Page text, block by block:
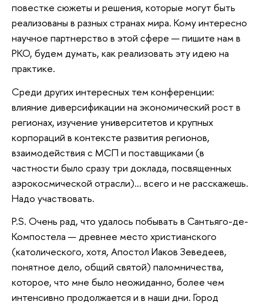
повестке сюжеты и решения, которые могут быть
реализованы в разных странах мира. Кому интересно
научное партнерство в этой сфере — пишите нам в
РКО, будем думать, как реализовать эту идею на
практике.
Среди других интересных тем конференции:
влияние диверсификации на экономический рост в
регионах, изучение университетов и крупных
корпораций в контексте развития регионов,
взаимодействия с МСП и поставщиками (в
частности было сразу три доклада, посвященных
аэрокосмической отрасли)… всего и не расскажешь.
Надо участвовать.
P.S. Очень рад, что удалось побывать в Сантьяго-де-
Компостела — древнее место христианского
(католического, хотя, Апостол Иаков Зеведеев,
понятное дело, общий святой) паломничества,
которое, что мне было неожиданно, более чем
интенсивно продолжается и в наши дни. Город